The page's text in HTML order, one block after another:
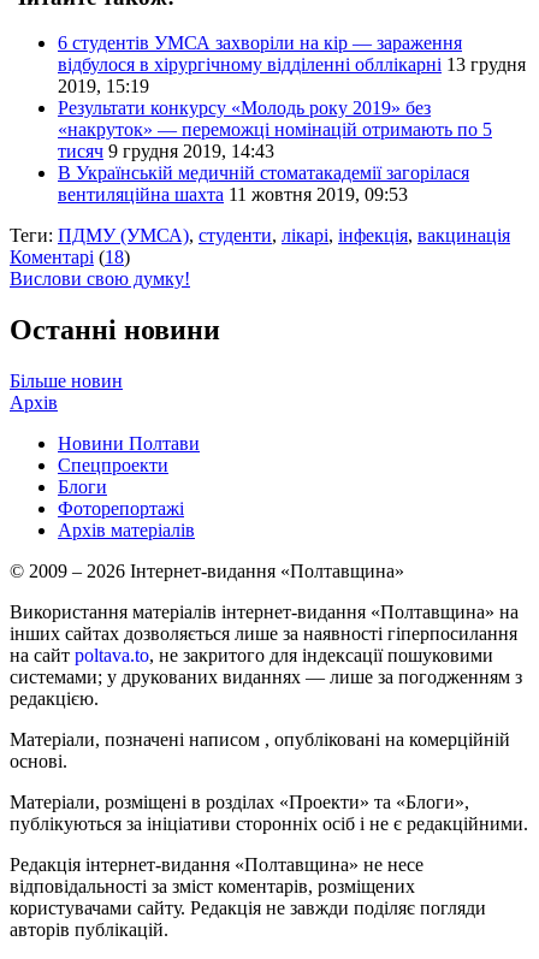
6 студентів УМСА захворіли на кір — зараження
відбулося в хірургічному відділенні обллікарні 13 грудня
2019, 15:19
Результати конкурсу «Молодь року 2019» без
«накруток» — переможці номінацій отримають по 5
тисяч 9 грудня 2019, 14:43
В Українській медичній стоматакадемії загорілася
вентиляційна шахта 11 жовтня 2019, 09:53
Теги: ПДМУ (УМСА), студенти, лікарі, інфекція, вакцинація
Коментарі (18)
Вислови свою думку!
Останні новини
Більше новин
Архів
Новини Полтави
Спецпроекти
Блоги
Фоторепортажі
Архів матеріалів
© 2009 – 2026 Інтернет-видання «Полтавщина»
Використання матеріалів інтернет-видання «Полтавщина» на
інших сайтах дозволяється лише за наявності гіперпосилання
на сайт poltava.to, не закритого для індексації пошуковими
системами; у друкованих виданнях — лише за погодженням з
редакцією.
Матеріали, позначені написом , опубліковані на комерційній
основі.
Матеріали, розміщені в розділах «Проекти» та «Блоги»,
публікуються за ініціативи сторонніх осіб і не є редакційними.
Редакція інтернет-видання «Полтавщина» не несе
відповідальності за зміст коментарів, розміщених
користувачами сайту. Редакція не завжди поділяє погляди
авторів публікацій.